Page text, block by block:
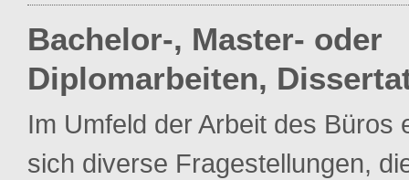
Bachelor-, Master- oder
Diplomarbeiten,
Im Umfeld der Arbeit des Büros
sich diverse Fragestellungen,